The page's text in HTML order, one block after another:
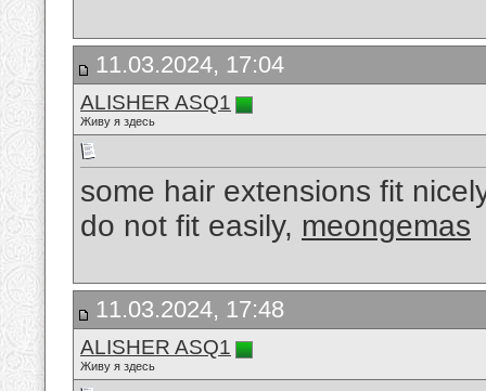
11.03.2024, 17:04
ALISHER ASQ1
Живу я здесь
some hair extensions fit
do not fit easily, meongemas
11.03.2024, 17:48
ALISHER ASQ1
Живу я здесь